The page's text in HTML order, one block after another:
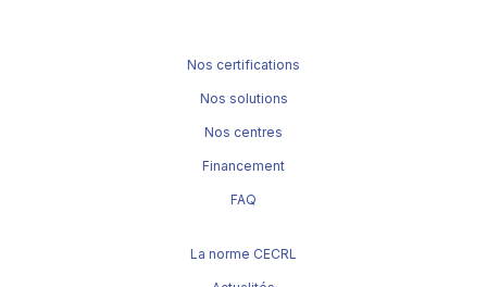
Nos certifications
Nos solutions
Nos centres
Financement
FAQ
La norme CECRL